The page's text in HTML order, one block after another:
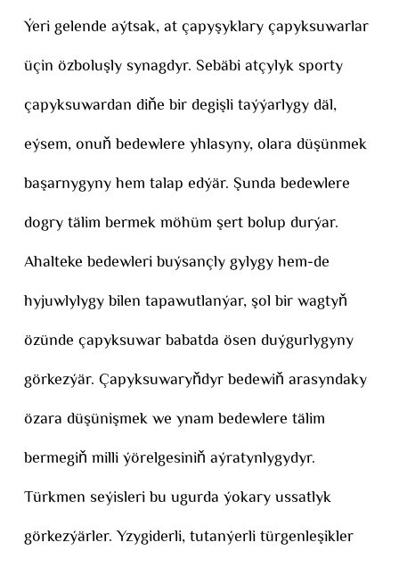
Ýeri gelende aýtsak, at çapyşyklary çapyksuwarlar
üçin özboluşly synagdyr. Sebäbi atçylyk sporty
çapyksuwardan diňe bir degişli taýýarlygy däl,
eýsem, onuň bedewlere yhlasyny, olara düşünmek
başarnygyny hem talap edýär. Şunda bedewlere
dogry tälim bermek möhüm şert bolup durýar.
Ahalteke bedewleri buýsançly gylygy hem-de
hyjuwlylygy bilen tapawutlanýar, şol bir wagtyň
özünde çapyksuwar babatda ösen duýgurlygyny
görkezýär. Çapyksuwaryňdyr bedewiň arasyndaky
özara düşünişmek we ynam bedewlere tälim
bermegiň milli ýörelgesiniň aýratynlygydyr.
Türkmen seýisleri bu ugurda ýokary ussatlyk
görkezýärler. Yzygiderli, tutanýerli türgenleşikler